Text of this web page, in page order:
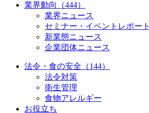
業界動向（444）
業界ニュース
セミナー・イベントレポート
新業態ニュース
企業団体ニュース
法令・食の安全（144）
法令対策
衛生管理
食物アレルギー
お役立ち